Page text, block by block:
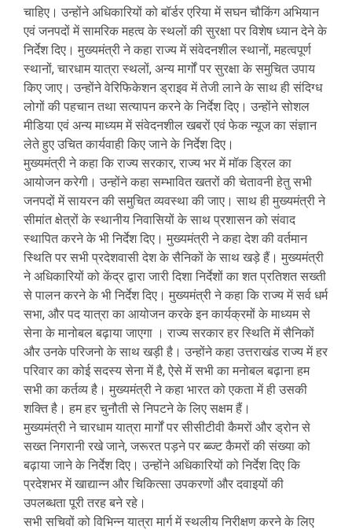
चाहिए। उन्होंने अधिकारियों को बॉर्डर एरिया में सघन चौकिंग अभियान
एवं जनपदों में सामरिक महत्व के स्थलों की सुरक्षा पर विशेष ध्यान देने के
निर्देश दिए। मुख्यमंत्री ने कहा राज्य में संवेदनशील स्थानों, महत्वपूर्ण
स्थानों, चारधाम यात्रा स्थलों, अन्य मार्गों पर सुरक्षा के समुचित उपाय
किए जाए। उन्होंने वेरिफिकेशन ड्राइव में तेजी लाने के साथ ही संदिग्ध
लोगों की पहचान तथा सत्यापन करने के निर्देश दिए। उन्होंने सोशल
मीडिया एवं अन्य माध्यम में संवेदनशील खबरों एवं फेक न्यूज का संज्ञान
लेते हुए उचित कार्यवाही किए जाने के निर्देश दिए।
मुख्यमंत्री ने कहा कि राज्य सरकार, राज्य भर में मॉक ड्रिल का
आयोजन करेगी। उन्होंने कहा सम्भावित खतरों की चेतावनी हेतु सभी
जनपदों में सायरन की समुचित व्यवस्था की जाए। साथ ही मुख्यमंत्री ने
सीमांत क्षेत्रों के स्थानीय निवासियों के साथ प्रशासन को संवाद
स्थापित करने के भी निर्देश दिए। मुख्यमंत्री ने कहा देश की वर्तमान
स्थिति पर सभी प्रदेशवासी देश के सैनिकों के साथ खड़े हैं। मुख्यमंत्री
ने अधिकारियों को केंद्र द्वारा जारी दिशा निर्देशों का शत प्रतिशत सख्ती
से पालन करने के भी निर्देश दिए। मुख्यमंत्री ने कहा कि राज्य में सर्व धर्म
सभा, और पद यात्रा का आयोजन करके इन कार्यक्रमों के माध्यम से
सेना के मानोबल बढ़ाया जाएगा । राज्य सरकार हर स्थिति में सैनिकों
और उनके परिजनो के साथ खड़ी है। उन्होंने कहा उत्तराखंड राज्य में हर
परिवार का कोई सदस्य सेना में है, ऐसे में सभी का मनोबल बढ़ाना हम
सभी का कर्तव्य है। मुख्यमंत्री ने कहा भारत को एकता में ही उसकी
शक्ति है। हम हर चुनौती से निपटने के लिए सक्षम हैं।
मुख्यमंत्री ने चारधाम यात्रा मार्गों पर सीसीटीवी कैमरों और ड्रोन से
सख्त निगरानी रखे जाने, जरूरत पड़ने पर ब्ब्ज्ट कैमरों की संख्या को
बढ़ाया जाने के निर्देश दिए। उन्होंने अधिकारियों को निर्देश दिए कि
प्रदेशभर में खाद्यान्न और चिकित्सा उपकरणों और दवाइयों की
उपलब्धता पूरी तरह बने रहे।
सभी सचिवों को विभिन्न यात्रा मार्ग में स्थलीय निरीक्षण करने के लिए